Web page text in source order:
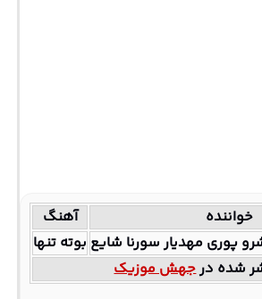
خواننده
آهنگ
پوری مهدیار سورنا شایع بوته تنها
شده درجهش موزیک